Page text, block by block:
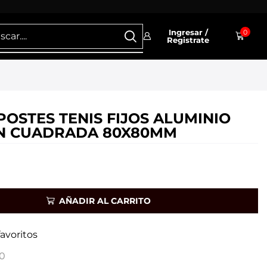
Ingresar /
Registrate
0
TENIS FIJOS ALUMINIO
CUADRADA 80X80MM
AÑADIR AL CARRITO